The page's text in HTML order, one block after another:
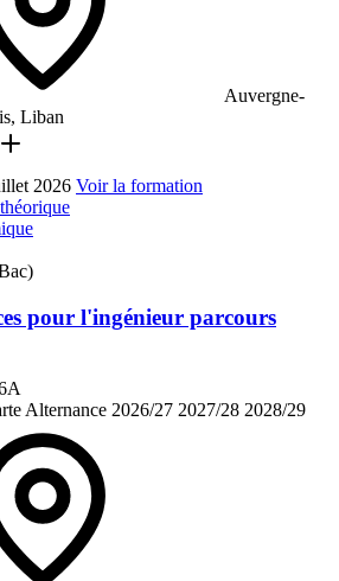
Auvergne-
Liban
2026 Voir la formation
pour l'ingénieur parcours
Alternance 2026/27 2027/28 2028/29